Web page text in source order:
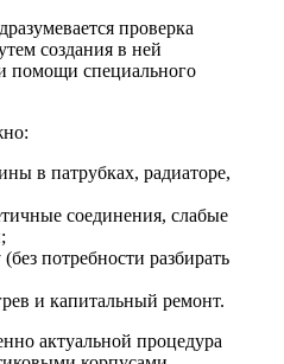
проверка
создания в ней
помощи специального
в патрубках, радиаторе,
соединения, слабые
потребности разбирать
и капитальный ремонт.
актуальной процедура